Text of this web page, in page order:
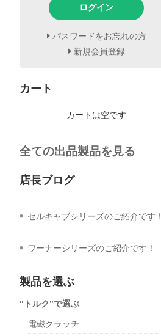
ログイン
パスワードをお忘れの方
新規会員登録
カート
カートは空です
全ての出品製品を見る
店長ブログ
セルキャブシリーズのご紹介です！
ワーナーシリーズのご紹介です！
製品を選ぶ
“トルク”で選ぶ
電磁クラッチ